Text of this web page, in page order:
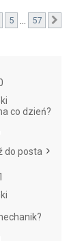
5 57
co dzień?
do posta